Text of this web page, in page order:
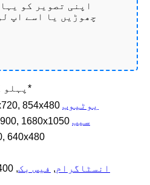
اپنی تصویر کو
چھوڑیں یا اسے اپ
پہلو کا تناسب منتخب کریں۔*
854x480 یوٹیوب
1680x1050 سیب
640x480
انسٹاگرام, فیس بک,